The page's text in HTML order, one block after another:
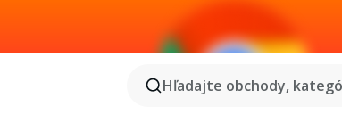
Hľadajte obchody,